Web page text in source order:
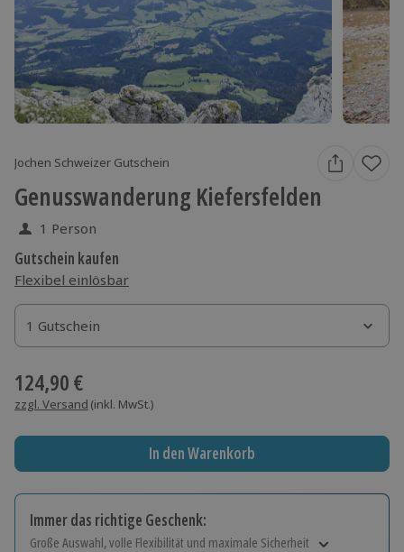
Jochen Schweizer Gutschein
Genusswanderung Kiefersfelden
1 Person
Gutschein kaufen
Flexibel einlösbar
1 Gutschein
1 Gutschein
1 Gutschein
124,90 €
zzgl. Versand (inkl. MwSt.)
In den Warenkorb
Immer das richtige Geschenk:
Große Auswahl, volle Flexibilität und maximale Sicherheit